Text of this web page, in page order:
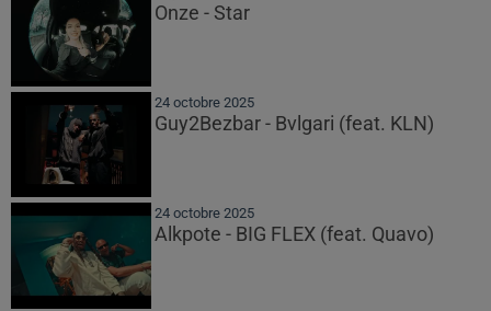
Onze - Star
24 octobre 2025
Guy2Bezbar - Bvlgari (feat. KLN)
24 octobre 2025
Alkpote - BIG FLEX (feat. Quavo)